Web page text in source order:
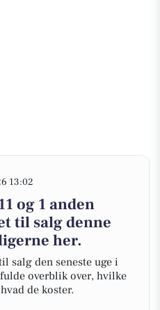
13:02
og 1 anden
til salg denne
her.
salg den seneste uge i
overblik over, hvilke
de koster.